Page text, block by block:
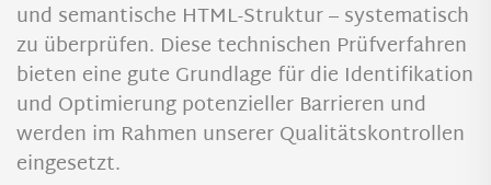
und semantische HTML-Struktur – systematisch
zu überprüfen. Diese technischen Prüfverfahren
bieten eine gute Grundlage für die Identifikation
und Optimierung potenzieller Barrieren und
werden im Rahmen unserer Qualitätskontrollen
eingesetzt.